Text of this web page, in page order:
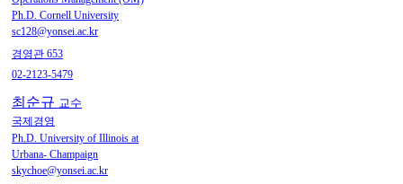
Ph.D. Cornell University
sc128@yonsei.ac.kr
경영관 653
02-2123-5479
최순규 교수
국제경영
Ph.D. University of Illinois at
Urbana- Champaign
skychoe@yonsei.ac.kr